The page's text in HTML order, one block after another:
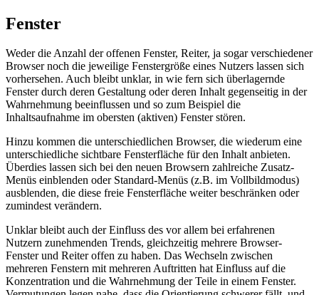
Fenster
Weder die Anzahl der offenen Fenster, Reiter, ja sogar verschiedener
Browser noch die jeweilige Fenstergröße eines Nutzers lassen sich
vorhersehen. Auch bleibt unklar, in wie fern sich überlagernde
Fenster durch deren Gestaltung oder deren Inhalt gegenseitig in der
Wahrnehmung beeinflussen und so zum Beispiel die
Inhaltsaufnahme im obersten (aktiven) Fenster stören.
Hinzu kommen die unterschiedlichen Browser, die wiederum eine
unterschiedliche sichtbare Fensterfläche für den Inhalt anbieten.
Überdies lassen sich bei den neuen Browsern zahlreiche Zusatz-
Menüs einblenden oder Standard-Menüs (z.B. im Vollbildmodus)
ausblenden, die diese freie Fensterfläche weiter beschränken oder
zumindest verändern.
Unklar bleibt auch der Einfluss des vor allem bei erfahrenen
Nutzern zunehmenden Trends, gleichzeitig mehrere Browser-
Fenster und Reiter offen zu haben. Das Wechseln zwischen
mehreren Fenstern mit mehreren Auftritten hat Einfluss auf die
Konzentration und die Wahrnehmung der Teile in einem Fenster.